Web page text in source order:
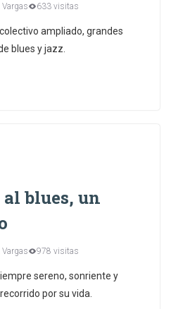
Vargas 633 visitas
ampliado, grandes
blues y jazz.
blues, un
Vargas 978 visitas
sereno, sonriente y
por su vida.